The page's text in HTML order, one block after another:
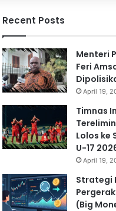
Recent Posts
Menteri
Feri
April 19,
Timnas
Lolos ke
U-17
April 19,
Strategi
(Big